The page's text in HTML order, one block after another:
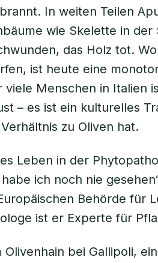
In weiten Teilen
wie Skelette in der
das Holz tot.
ist heute eine
Menschen in Italien
– es ist ein kulturelles
zu Oliven hat.
Leben in der
ich noch nie
Behörde für
ist er Experte für
Olivenhain bei Gallipoli,